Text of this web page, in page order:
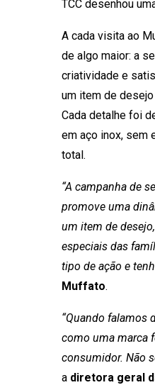
TCC desenhou
A cada visita ao
de algo maior: a
criatividade e
um item de
Cada detalhe foi
em aço inox, sem
total.
“A campanha de
promove uma
um item de
especiais das
tipo de ação e
Muffato.
“Quando falamos
como uma marca
consumidor. Não
a diretora geral